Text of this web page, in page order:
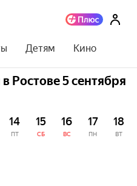
Детям Кино
Ростове 5 сентября
14
ПТ
15
СБ
16
ВС
17
ПН
18
ВТ